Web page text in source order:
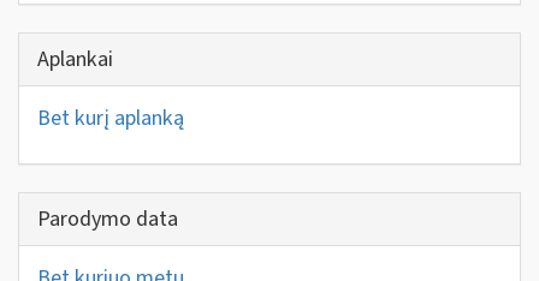
Aplankai
Bet kurį aplanką
Parodymo data